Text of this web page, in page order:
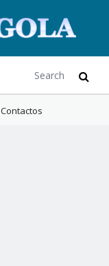
Contactos